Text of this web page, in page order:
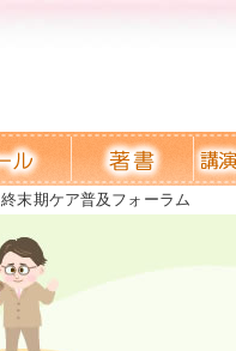
終末期ケア普及フォーラム